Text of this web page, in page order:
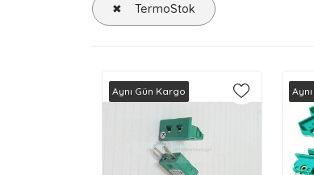
TermoStok
Aynı Gün Kargo